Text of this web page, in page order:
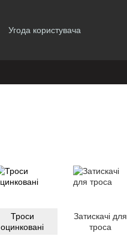
Угода користувача
Троси
оцинковані
Затискачі для
троса